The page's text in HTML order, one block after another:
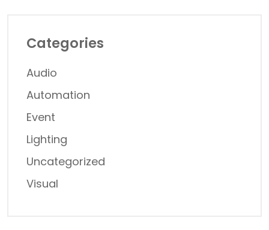
Categories
Audio
Automation
Event
Lighting
Uncategorized
Visual